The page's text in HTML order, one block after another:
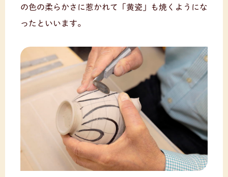
の色の柔らかさに惹かれて「黄瓷」も焼くようにな
ったといいます。